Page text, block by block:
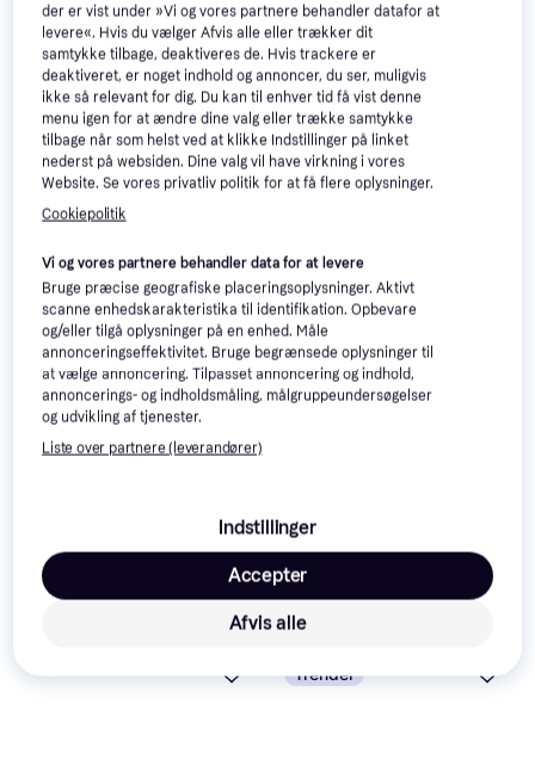
Elanco AdTab Tyggetabletter
til Hund 22-45kg 900mg
319 kr.
9+ butikker
742 kr.
Eller 3 betalinger af 247 kr.
9+ butikker
Frontline Combo Vet til Kat
290 kr.
Eller 3 betalinger af 97 kr.
Ever Clean Litterfree
Paws 10L
Kattegrus
110 kr.
Trender
der er vist under »Vi og vores partnere behandler datafor at
levere«. Hvis du vælger Afvis alle eller trækker dit
samtykke tilbage, deaktiveres de. Hvis trackere er
deaktiveret, er noget indhold og annoncer, du ser, muligvis
ikke så relevant for dig. Du kan til enhver tid få vist denne
menu igen for at ændre dine valg eller trække samtykke
tilbage når som helst ved at klikke Indstillinger på linket
nederst på websiden. Dine valg vil have virkning i vores
Website. Se vores privatliv politik for at få flere oplysninger.
Cookiepolitik
Vi og vores partnere behandler data for at levere
Bruge præcise geografiske placeringsoplysninger. Aktivt
scanne enhedskarakteristika til identifikation. Opbevare
og/eller tilgå oplysninger på en enhed. Måle
annonceringseffektivitet. Bruge begrænsede oplysninger til
at vælge annoncering. Tilpasset annoncering og indhold,
annoncerings- og indholdsmåling, målgruppeundersøgelser
og udvikling af tjenester.
Liste over partnere (leverandører)
Indstillinger
Afvis alle
Accepter